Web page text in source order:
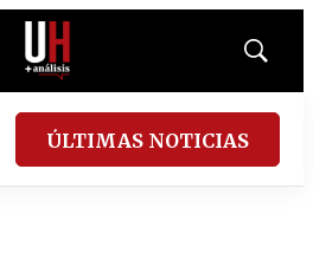
Mostrar
ÚLTIMAS NOTICIAS